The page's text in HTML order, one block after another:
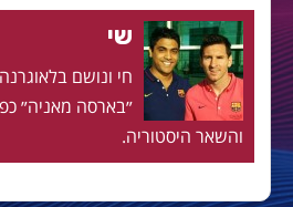
שי
״בארסה מאניה״
והשאר היסטוריה.